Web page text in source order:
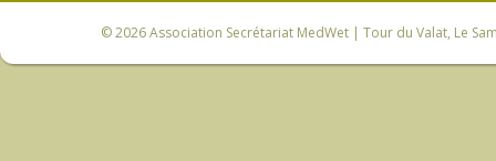
© 2026Association Secrétariat MedWet | Tour du Valat, Le